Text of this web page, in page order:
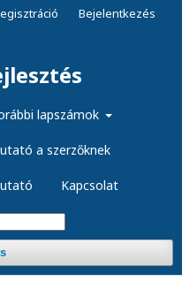
lapszámok
a szerzőknek
Kapcsolat
Bejelentkezés